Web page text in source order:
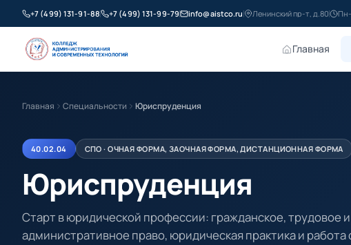
+7 (499) 131-91-88 +7 (499) 131-99-79 info@aistco.ru Ленинский пр-т, д.80 Пн-
Главная
Главная Специальности Юриспруденция
40.02.04 СПО · ОЧНАЯ ФОРМА, ЗАОЧНАЯ ФОРМА, ДИСТАНЦИОННАЯ ФОРМА
Юриспруденция
Старт в юридической профессии: гражданское, трудовое и
административное право, юридическая практика и работа